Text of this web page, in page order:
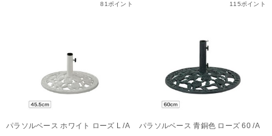
81ポイント 115ポイント
パラソルベース ホワイト ローズ L /A
パラソルベース 青銅色 ローズ 60 /A